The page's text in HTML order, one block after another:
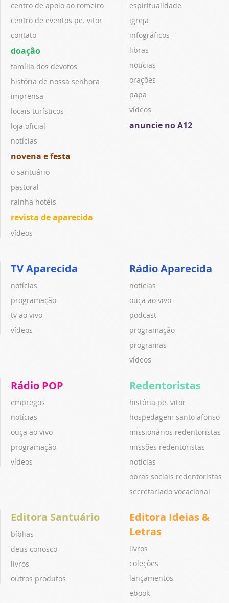
centro de apoio ao romeiro
centro de eventos pe. vitor
contato
doação
família dos devotos
história de nossa senhora
imprensa
locais turísticos
loja oficial
notícias
novena e festa
o santuário
pastoral
rainha hotéis
revista de aparecida
vídeos
espiritualidade
igreja
infográficos
libras
notícias
orações
papa
vídeos
anuncie no A12
TV Aparecida
notícias
programação
tv ao vivo
vídeos
Rádio Aparecida
notícias
ouça ao vivo
podcast
programação
programas
vídeos
Rádio POP
empregos
notícias
ouça ao vivo
programação
vídeos
Redentoristas
história pe. vitor
hospedagem santo afonso
missionários redentoristas
missões redentoristas
notícias
obras sociais redentoristas
secretariado vocacional
Editora Santuário
bíblias
deus conosco
livros
outros produtos
Editora Ideias &
Letras
livros
coleções
lançamentos
ebook